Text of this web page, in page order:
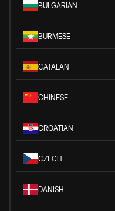
BULGARIAN
BURMESE
CATALAN
CHINESE
CROATIAN
CZECH
DANISH